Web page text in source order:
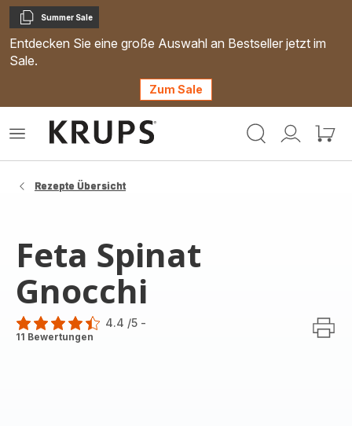
Kopieren
Summer Sale
Entdecken Sie eine große Auswahl an Bestseller jetzt im
Sale.
Zum Sale
Mein
Mein
Das
Rezepte Übersicht
Feta Spinat
Gnocchi
ratings.4.4
4.4 /5 -
11 Bewertungen